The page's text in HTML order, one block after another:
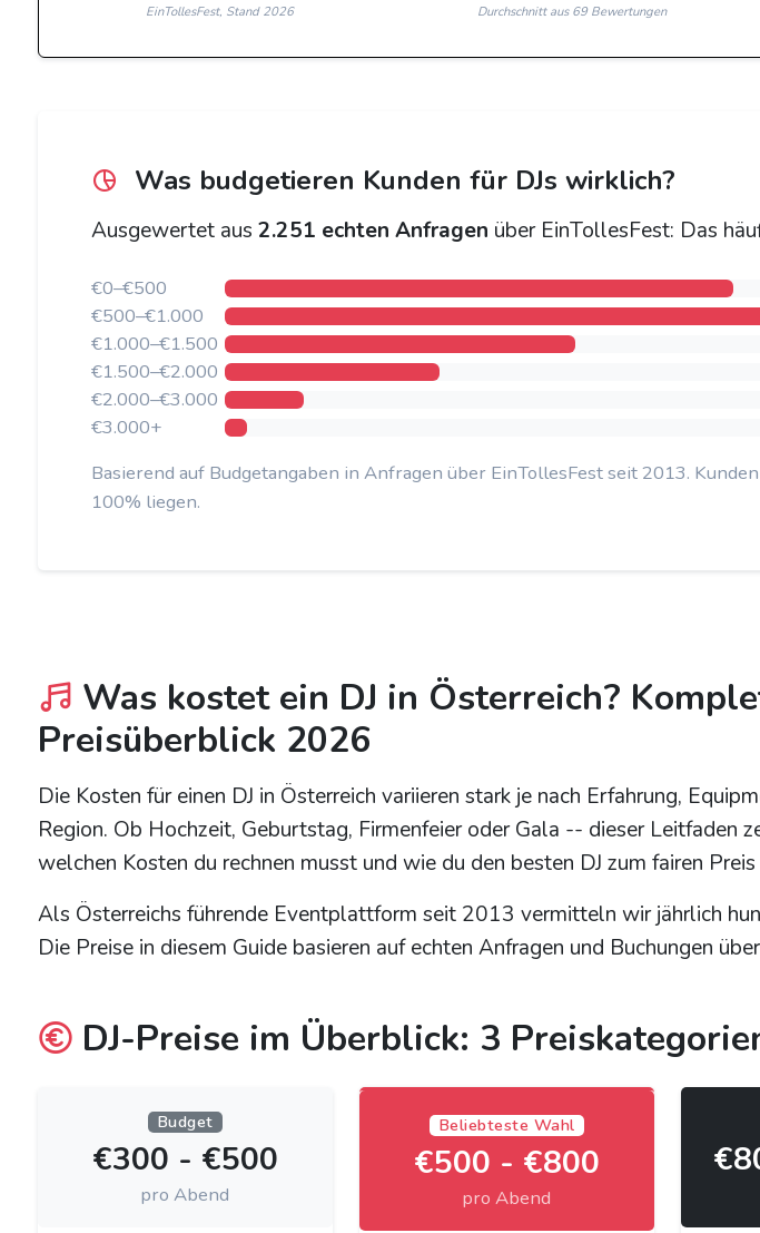
EinTollesFest, Stand 2026 Durchschnitt aus 69 Bewertungen
Was budgetieren Kunden für DJs wirklich?
Ausgewertet aus 2.251 echten Anfragen über EinTollesFest: Das
€0–€500
€500–€1.000
€1.000–€1.500
€1.500–€2.000
€2.000–€3.000
€3.000+
Basierend auf Budgetangaben in Anfragen über EinTollesFest seit 2013.
100% liegen.
Was kostet ein DJ in Österreich?
Preisüberblick 2026
Die Kosten für einen DJ in Österreich variieren stark je nach Erfahrung,
Region. Ob Hochzeit, Geburtstag, Firmenfeier oder Gala -- dieser Leitfaden
welchen Kosten du rechnen musst und wie du den besten DJ zum fairen
Als Österreichs führende Eventplattform seit 2013 vermitteln wir jährlich
Die Preise in diesem Guide basieren auf echten Anfragen und Buchungen
DJ-Preise im Überblick: 3
Budget
€300 - €500
pro Abend
Beliebteste Wahl
€500 - €800
pro Abend